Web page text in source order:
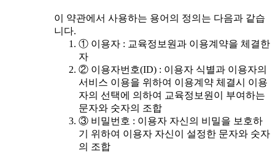
이 약관에서 사용하는 용어의 정의는 다음과 같습
니다.
① 이용자 : 교육정보원과 이용계약을 체결한
자
② 이용자번호(ID) : 이용자 식별과 이용자의
서비스 이용을 위하여 이용계약 체결시 이용
자의 선택에 의하여 교육정보원이 부여하는
문자와 숫자의 조합
③ 비밀번호 : 이용자 자신의 비밀을 보호하
기 위하여 이용자 자신이 설정한 문자와 숫자
의 조합